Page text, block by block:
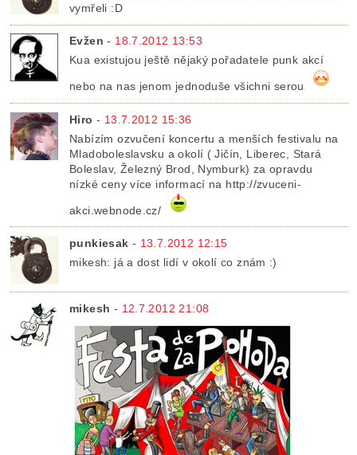
vymřeli :D
Evžen - 18.7.2012 13:53
Kua existujou ještě nějaký pořadatele punk akcí
nebo na nas jenom jednoduše všichni serou
Hiro - 13.7.2012 15:36
Nabízím ozvučení koncertu a menších festivalu na
Mladoboleslavsku a okolí ( Jičín, Liberec, Stará
Boleslav, Železný Brod, Nymburk) za opravdu
nízké ceny více informací na http://zvuceni-
akci.webnode.cz/
punkiesak - 13.7.2012 12:15
mikesh: já a dost lidí v okolí co znám :)
mikesh - 12.7.2012 21:08